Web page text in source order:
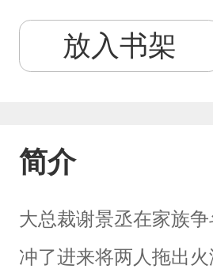
放入书架
简介
大总裁谢景丞在家族
冲了进来将两人拖出